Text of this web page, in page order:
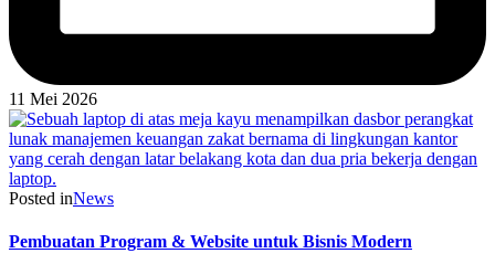
11 Mei 2026
Posted inNews
Pembuatan Program & Website untuk Bisnis Modern